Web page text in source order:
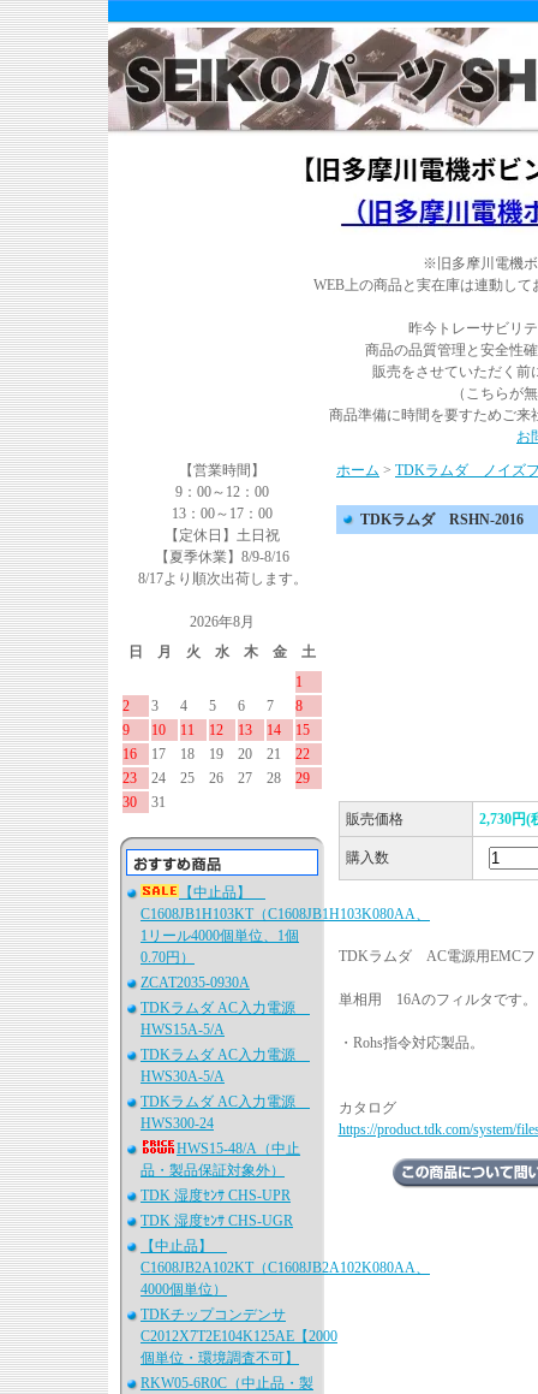
※旧多摩川電機
WEB上の商品と実在庫は連動し
昨今トレーサビリ
商品の品質管理と安全性
販売をさせていただく前
（こちらが
商品準備に時間を要すためご来
お
【営業時間】
9：00～12：00
13：00～17：00
【定休日】土日祝
【夏季休業】8/9-8/16
8/17より順次出荷します。
2026年8月
日
月 火 水 木 金
土
1
2
3 4 5 6 7
8
9
10 11 12 13 14
15
16
17 18 19 20 21
22
23
24 25 26 27 28
29
30
31
【中止品】
C1608JB1H103KT（C1608JB1H103K080AA、
1リール4000個単位、1個
0.70円）
ZCAT2035-0930A
TDKラムダ AC入力電源
HWS15A-5/A
TDKラムダ AC入力電源
HWS30A-5/A
TDKラムダ AC入力電源
HWS300-24
HWS15-48/A（中止
品・製品保証対象外）
TDK 湿度ｾﾝｻ CHS-UPR
TDK 湿度ｾﾝｻ CHS-UGR
【中止品】
C1608JB2A102KT（C1608JB2A102K080AA、
4000個単位）
TDKチップコンデンサ
C2012X7T2E104K125AE【2000
個単位・環境調査不可】
RKW05-6R0C（中止品・製
ホーム > TDKラムダ ノイズ
TDKラムダ RSHN-2016
販売価格 2,730円(
購入数
TDKラムダ AC電源用EMCフ
単相用 16Aのフィルタです。
・Rohs指令対応製品。
カタログ
https://product.tdk.com/system/